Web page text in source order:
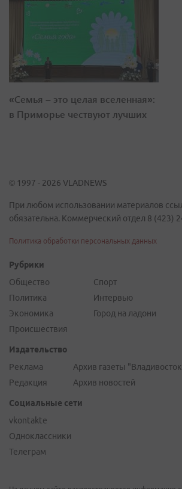
«Семья – это целая вселенная»:
в Приморье чествуют лучших
© 1997 - 2026 VLADNEWS
При любом использовании материалов
обязательна. Коммерческий отдел 8 (423)
Политика обработки персональных данных
Рубрики
Общество
Политика
Экономика
Происшествия
Спорт
Интервью
Город на ладони
Издательство
Реклама
Редакция
Архив газеты
Архив новостей
Социальные сети
vkontakte
Одноклассники
Телеграм